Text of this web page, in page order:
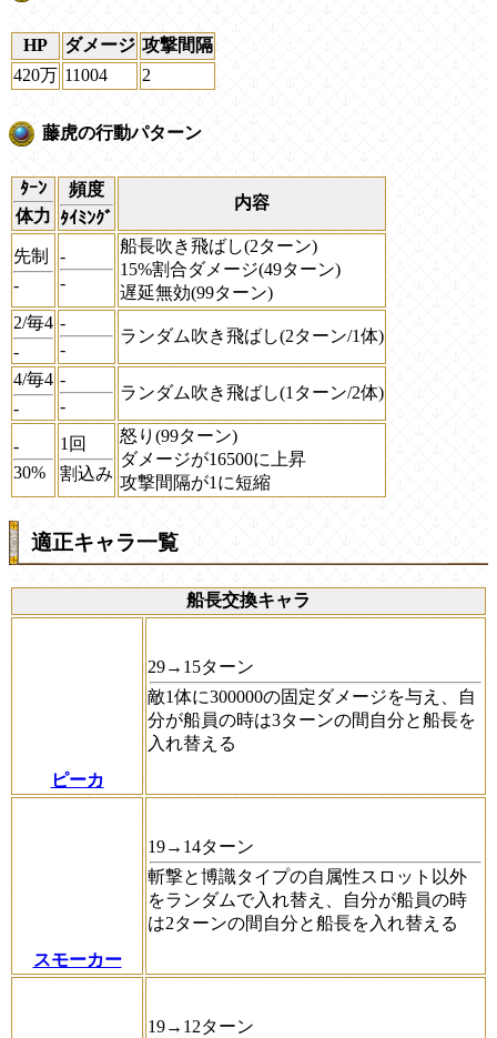
HP ダメージ 攻撃間隔
420万 11004 2
藤虎の行動パターン
ﾀｰﾝ
体力
頻度
ﾀｲﾐﾝｸﾞ
内容
先制
-
-
-
船長吹き飛ばし(2ターン)
15%割合ダメージ(49ターン)
遅延無効(99ターン)
2/毎4
-
-
-
ランダム吹き飛ばし(2ターン/1体)
4/毎4
-
-
-
ランダム吹き飛ばし(1ターン/2体)
-
30%
1回
割込み
怒り(99ターン)
ダメージが16500に上昇
攻撃間隔が1に短縮
適正キャラ一覧
船長交換キャラ
ピーカ
29→15ターン
敵1体に300000の固定ダメージを与え、自
分が船員の時は3ターンの間自分と船長を
入れ替える
スモーカー
19→14ターン
斬撃と博識タイプの自属性スロット以外
をランダムで入れ替え、自分が船員の時
は2ターンの間自分と船長を入れ替える
19→12ターン